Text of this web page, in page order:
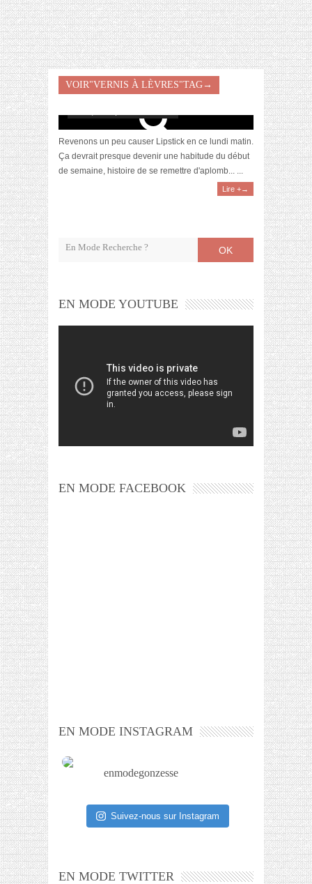
VOIR"VERNIS À LÈVRES"TAG→
Rouge Pur Couture : les vernis à lèvres signés
Yves Saint Laurent
Revenons un peu causer Lipstick en ce lundi matin.
Ça devrait presque devenir une habitude du début
de semaine, histoire de se remettre d'aplomb... ...
Lire +→
OK
EN MODE YOUTUBE
EN MODE FACEBOOK
EN MODE INSTAGRAM
enmodegonzesse
Suivez-nous sur Instagram
EN MODE TWITTER